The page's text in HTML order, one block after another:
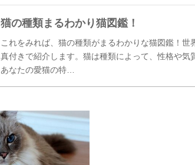
猫の種類まるわかり猫図鑑！
これをみれば、猫の種類がまるわかりな猫図鑑！世
真付きで紹介します。猫は種類によって、性格や気
あなたの愛猫の特…